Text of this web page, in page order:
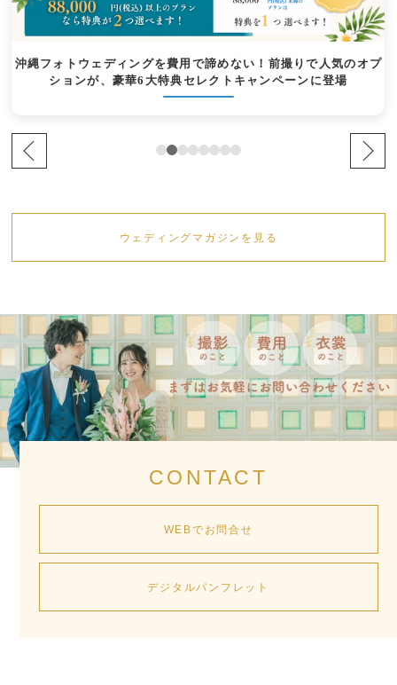
沖縄フォトウェディングを費用で諦めない！前撮りで人気のオプ
ションが、豪華6大特典セレクトキャンペーンに登場
ウェディングマガジンを見る
CONTACT
WEBでお問合せ
デジタルパンフレット